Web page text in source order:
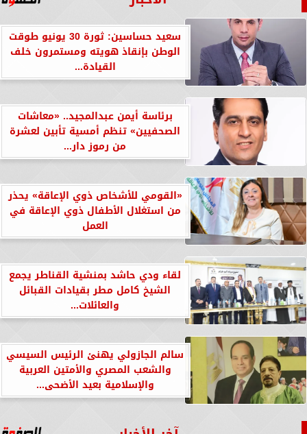
سعيد حساسين: ثورة 30 يونيو طوقت
الوطن بإنقاذ هويته ومستمرون خلف
القيادة...
برئاسة أيمن عبدالمجيد.. «معاشات
الصحفيين» تنظم أمسية تأبين لعشرة
من رموز دار...
«القومي للأشخاص ذوي الإعاقة» يحذر
من استغلال الأطفال ذوي الإعاقة في
العمل
لقاء ودي حاشد بمنشية القناطر يجمع
الشيخ كامل مطر بقيادات القبائل
والعائلات...
سالم الجازولي يهنئ الرئيس السيسي
والشعب المصري والأمتين العربية
والإسلامية بعيد الأضحى...